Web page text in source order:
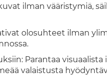
ilman vääristymiä,
olosuhteet ilman
Parantaa visuaalista
valaistusta